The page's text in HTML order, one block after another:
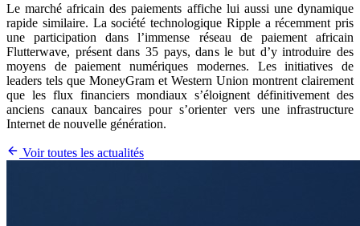
Le marché africain des paiements affiche lui aussi une dynamique
rapide similaire. La société technologique Ripple a récemment pris
une participation dans l’immense réseau de paiement africain
Flutterwave, présent dans 35 pays, dans le but d’y introduire des
moyens de paiement numériques modernes. Les initiatives de
leaders tels que MoneyGram et Western Union montrent clairement
que les flux financiers mondiaux s’éloignent définitivement des
anciens canaux bancaires pour s’orienter vers une infrastructure
Internet de nouvelle génération.
Voir toutes les actualités